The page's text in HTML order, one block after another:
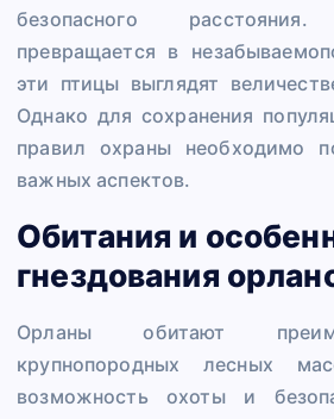
безопасного
превращается в
эти птицы выглядят
Однако для сохранения
правил охраны необходимо
важных аспектов.
Обитания и
гнездования
Орланы обитают
крупнопородных лесных
возможность охоты и